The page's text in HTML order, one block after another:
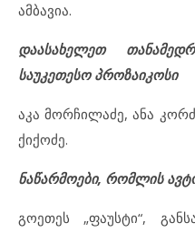
ამბავია.
დაასახელეთ
საუკეთესო პროზაიკოსი
აკა მორჩილაძე, ანა
ქიქოძე.
ნაწარმოები, რომლის
გოეთეს „ფაუსტი“,